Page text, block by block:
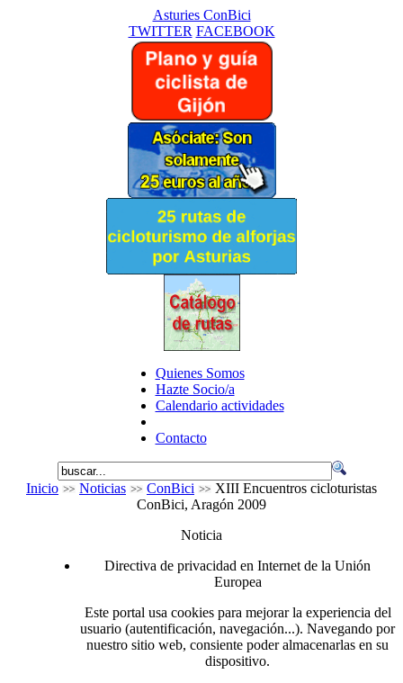
Asturies ConBici
TWITTER FACEBOOK
Quienes Somos
Hazte Socio/a
Calendario actividades
Contacto
Inicio Noticias ConBici
XIII Encuentros cicloturistas
ConBici, Aragón 2009
Noticia
Directiva de privacidad en Internet de la Unión
Europea
Este portal usa cookies para mejorar la experiencia del
usuario (autentificación, navegación...). Navegando por
nuestro sitio web, consiente poder almacenarlas en su
dispositivo.